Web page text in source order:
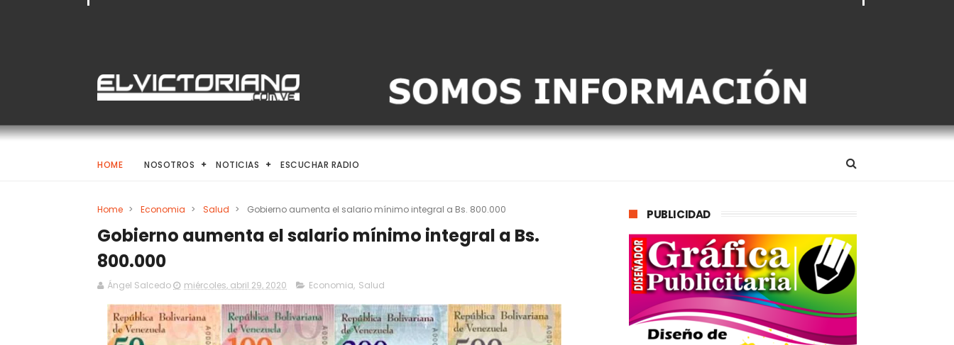
HOME NOSOTROS NOTICIAS ESCUCHAR RADIO
Home > Economia > Salud > Gobierno aumenta el salario mínimo integral a Bs. 800.000
Gobierno aumenta el salario mínimo integral a Bs.
800.000
Ángel Salcedo miércoles, abril 29, 2020 Economia, Salud
PUBLICIDAD